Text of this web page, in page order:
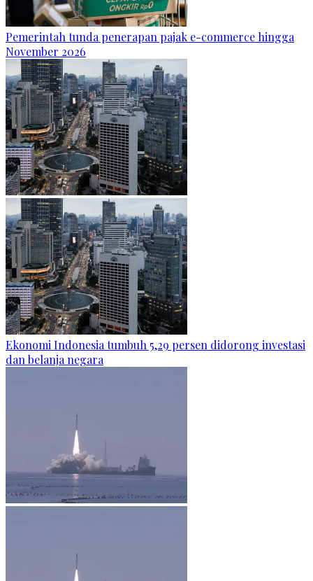
Pemerintah tunda penerapan pajak e-commerce hingga
November 2026
Ekonomi Indonesia tumbuh 5,29 persen didorong investasi
dan belanja negara